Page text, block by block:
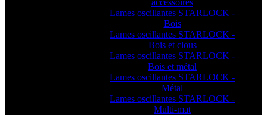
accessoires
Lames oscillantes STARLOCK -
Bois
Lames oscillantes STARLOCK -
Bois et clous
Lames oscillantes STARLOCK -
Bois et métal
Lames oscillantes STARLOCK -
Métal
Lames oscillantes STARLOCK -
Multi-mat